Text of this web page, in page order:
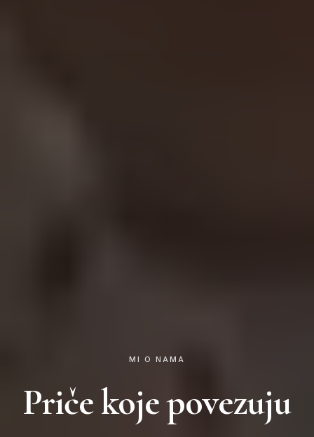
MI O NAMA
Priče koje povezuju